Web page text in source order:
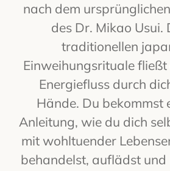
nach dem
des Dr. Mikao Usui.
traditionellen
Einweihungsrituale
Energiefluss durch
Hände. Du bekommst
Anleitung, wie du dich
mit wohltuender
behandelst, auflädst und